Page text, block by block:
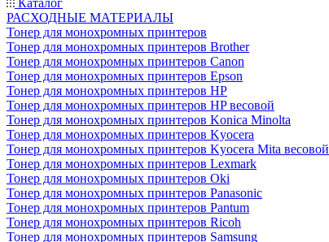
Каталог
РАСХОДНЫЕ МАТЕРИАЛЫ
Тонер для монохромных принтеров
Тонер для монохромных принтеров Brother
Тонер для монохромных принтеров Canon
Тонер для монохромных принтеров Epson
Тонер для монохромных принтеров HP
Тонер для монохромных принтеров HP весовой
Тонер для монохромных принтеров Konica Minolta
Тонер для монохромных принтеров Kyocera
Тонер для монохромных принтеров Kyocera Mita весовой
Тонер для монохромных принтеров Lexmark
Тонер для монохромных принтеров Oki
Тонер для монохромных принтеров Panasonic
Тонер для монохромных принтеров Pantum
Тонер для монохромных принтеров Ricoh
Тонер для монохромных принтеров Samsung